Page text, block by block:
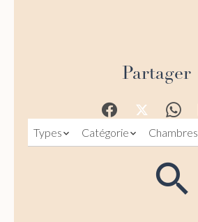
Partager
Types Catégorie Chambres